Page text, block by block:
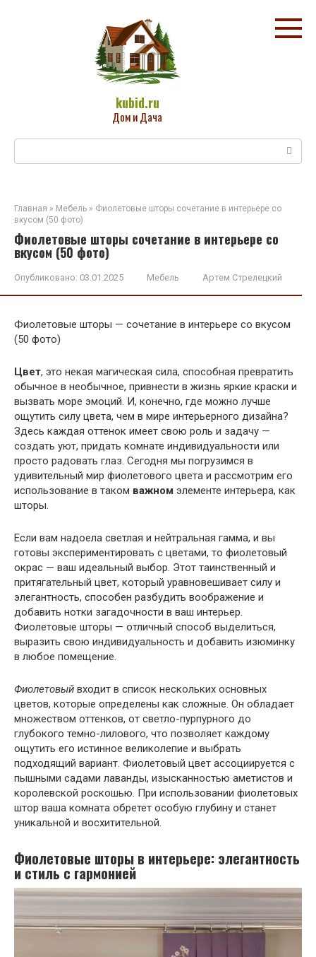
kubid.ru
Дом и Дача
Главная » Мебель » Фиолетовые шторы сочетание в интерьере со
вкусом (50 фото)
Фиолетовые шторы сочетание в интерьере со
вкусом (50 фото)
Опубликовано: 03.01.2025 Мебель Артем Стрелецкий
Фиолетовые шторы — сочетание в интерьере со вкусом
(50 фото)
Цвет, это некая магическая сила, способная превратить
обычное в необычное, привнести в жизнь яркие краски и
вызвать море эмоций. И, конечно, где можно лучше
ощутить силу цвета, чем в мире интерьерного дизайна?
Здесь каждая оттенок имеет свою роль и задачу —
создать уют, придать комнате индивидуальности или
просто радовать глаз. Сегодня мы погрузимся в
удивительный мир фиолетового цвета и рассмотрим его
использование в таком важном элементе интерьера, как
шторы.
Если вам надоела светлая и нейтральная гамма, и вы
готовы экспериментировать с цветами, то фиолетовый
окрас — ваш идеальный выбор. Этот таинственный и
притягательный цвет, который уравновешивает силу и
элегантность, способен разбудить воображение и
добавить нотки загадочности в ваш интерьер.
Фиолетовые шторы — отличный способ выделиться,
выразить свою индивидуальность и добавить изюминку
в любое помещение.
Фиолетовый входит в список нескольких основных
цветов, которые определены как сложные. Он обладает
множеством оттенков, от светло-пурпурного до
глубокого темно-лилового, что позволяет каждому
ощутить его истинное великолепие и выбрать
подходящий вариант. Фиолетовый цвет ассоциируется с
пышными садами лаванды, изысканностью аметистов и
королевской роскошью. При использовании фиолетовых
штор ваша комната обретет особую глубину и станет
уникальной и восхитительной.
Фиолетовые шторы в интерьере: элегантность
и стиль с гармонией